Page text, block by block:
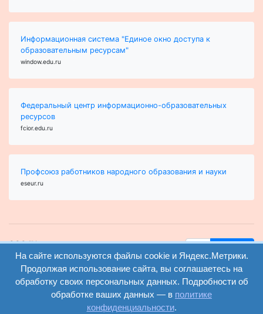
Информационная система "Единое окно доступа к
образовательным ресурсам"
window.edu.ru
Федеральный центр информационно-образовательных
ресурсов
fcior.edu.ru
Профсоюз работников народного образования и науки
eseur.ru
ООО "Центр
образования и
консалтинга"
Волгоград 2008-
2026
вход
регистрация
Найти
Версия
сайта для
слабовидящих
На сайте используются файлы cookie и Яндекс.Метрики.
Продолжая использование сайта, вы соглашаетесь на
обработку своих персональных данных. Подробности об
обработке ваших данных — в политике
конфиденциальности.